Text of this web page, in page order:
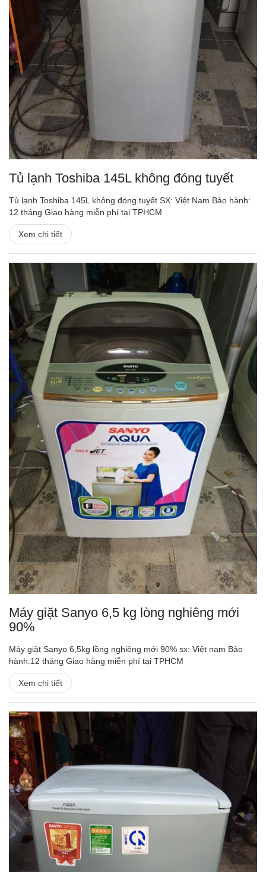
Tủ lạnh Toshiba 145L không đóng tuyết
Tủ lạnh Toshiba 145L không đóng tuyết SX: Việt Nam Bảo hành:
12 tháng Giao hàng miễn phí tại TPHCM
Xem chi tiết
Máy giặt Sanyo 6,5 kg lòng nghiêng mới
90%
Máy giặt Sanyo 6,5kg lồng nghiêng mới 90% sx: Việt nam Bảo
hành:12 tháng Giao hàng miễn phí tại TPHCM
Xem chi tiết